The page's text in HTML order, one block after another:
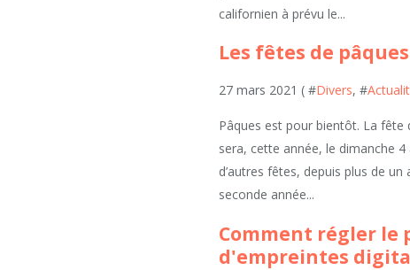
californien à prévu le...
Les fêtes de
27 mars 2021 ( #Divers, #
Pâques est pour bientôt. La
sera, cette année, le dimanche
d’autres fêtes, depuis plus de
seconde année...
Comment régler le
d'empreintes